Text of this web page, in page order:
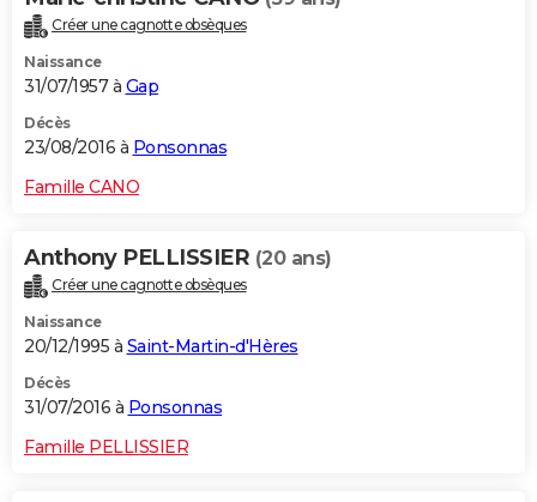
Créer une cagnotte obsèques
Naissance
31/07/1957 à Gap
Décès
23/08/2016 à Ponsonnas
Famille CANO
Anthony PELLISSIER (20 ans)
Créer une cagnotte obsèques
Naissance
20/12/1995 à Saint-Martin-d'Hères
Décès
31/07/2016 à Ponsonnas
Famille PELLISSIER